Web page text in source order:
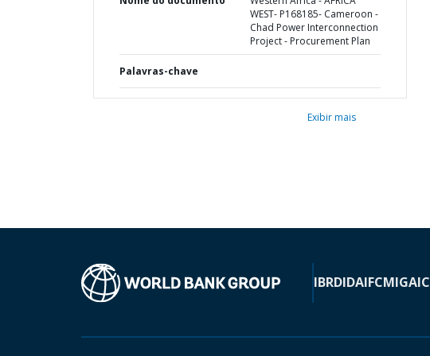
WEST- P168185- Cameroon -
Chad Power Interconnection
Project - Procurement Plan
Palavras-chave
Exibir mais
IBRDIDAIFCMIGA